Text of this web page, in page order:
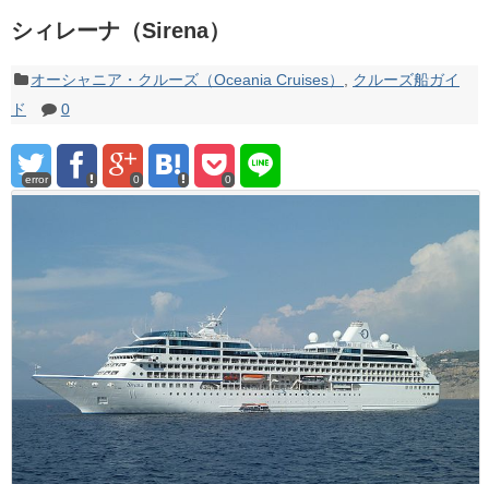
シィレーナ（Sirena）
オーシャニア・クルーズ（Oceania Cruises）
クルーズ船ガイ
ド
0
error 0 0